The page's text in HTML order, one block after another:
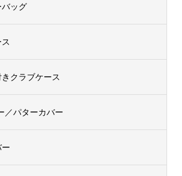
ッグ
クラブケース
／パターカバー